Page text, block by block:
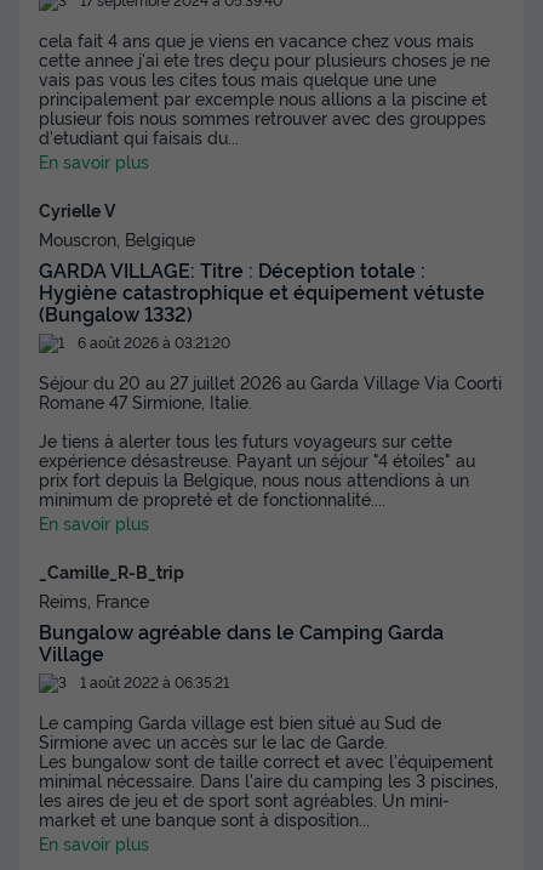
cela fait 4 ans que je viens en vacance chez vous mais
cette annee j'ai ete tres deçu pour plusieurs choses je ne
vais pas vous les cites tous mais quelque une une
principalement par excemple nous allions a la piscine et
plusieur fois nous sommes retrouver avec des grouppes
d'etudiant qui faisais du
En savoir plus
Cyrielle V
Mouscron, Belgique
GARDA VILLAGE: Titre : Déception totale :
Hygiène catastrophique et équipement vétuste
(Bungalow 1332)
6 août 2026 à 03:21:20
Séjour du 20 au 27 juillet 2026 au Garda Village Via Coorti
Romane 47 Sirmione, Italie.
Je tiens à alerter tous les futurs voyageurs sur cette
expérience désastreuse. Payant un séjour "4 étoiles" au
prix fort depuis la Belgique, nous nous attendions à un
minimum de propreté et de fonctionnalité.
En savoir plus
_Camille_R-B_trip
Reims, France
Bungalow agréable dans le Camping Garda
Village
1 août 2022 à 06:35:21
Le camping Garda village est bien situé au Sud de
Sirmione avec un accès sur le lac de Garde.
Les bungalow sont de taille correct et avec l'équipement
minimal nécessaire. Dans l'aire du camping les 3 piscines,
les aires de jeu et de sport sont agréables. Un mini-
market et une banque sont à disposition
En savoir plus